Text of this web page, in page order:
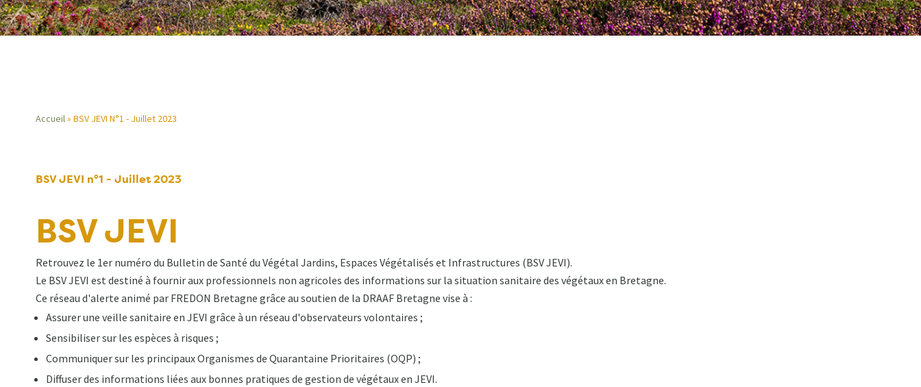
d'Ariane
Accueil BSV JEVI N°1 - Juillet 2023
BSV JEVI n°1 - Juillet 2023
BSV JEVI
Retrouvez le 1er numéro du Bulletin de Santé du Végétal Jardins, Espaces Végétalisés et Infrastructures (BSV JEVI).
Le BSV JEVI est destiné à fournir aux professionnels non agricoles des informations sur la situation sanitaire des végétaux en Bretagne.
Ce réseau d'alerte animé par FREDON Bretagne grâce au soutien de la DRAAF Bretagne vise à :
Assurer une veille sanitaire en JEVI grâce à un réseau d'observateurs volontaires ;
Sensibiliser sur les espèces à risques ;
Communiquer sur les principaux Organismes de Quarantaine Prioritaires (OQP) ;
Diffuser des informations liées aux bonnes pratiques de gestion de végétaux en JEVI.